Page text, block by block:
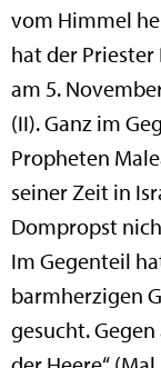
vom Himmel
hat der
am 5.
(II). Ganz im
Propheten
seiner Zeit in
Dompropst
Im Gegenteil
barmherzigen
gesucht.